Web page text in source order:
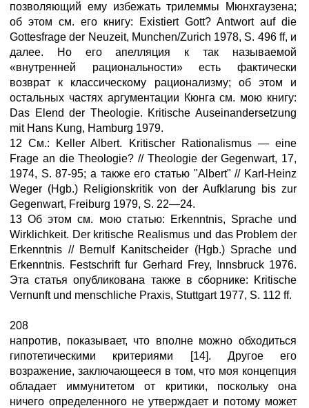
позволяющий ему избежать трилеммы Мюнхгаузена;
об этом см. его книгу: Existiert Gott? Antwort auf die
Gottesfrage der Neuzeit, Munchen/Zurich 1978, S. 496 ff, и
далее. Но его апелляция к так называемой
«внутренней рациональности» есть фактически
возврат к классическому рационализму; об этом и
остальных частях аргументации Кюнга см. мою книгу:
Das Elend der Theologie. Kritische Auseinandersetzung
mit Hans Kung, Hamburg 1979.
12 См.: Keller Albert. Kritischer Rationalismus — eine
Frage an die Theologie? // Theologie der Gegenwart, 17,
1974, S. 87-95; а также его статью "Albert" // Karl-Heinz
Weger (Hgb.) Religionskritik von der Aufklarung bis zur
Gegenwart, Freiburg 1979, S. 22—24.
13 Об этом см. мою статью: Erkenntnis, Sprache und
Wirklichkeit. Der kritische Realismus und das Problem der
Erkenntnis // Bernulf Kanitscheider (Hgb.) Sprache und
Erkenntnis. Festschrift fur Gerhard Frey, Innsbruck 1976.
Эта статья опубликована также в сборнике: Kritische
Vernunft und menschliche Praxis, Stuttgart 1977, S. 112 ff.
208
напротив, показывает, что вполне можно обходиться
гипотетическими критериями [14]. Другое его
возражение, заключающееся в том, что моя концепция
обладает иммунитетом от критики, поскольку она
ничего определенного не утверждает и потому может